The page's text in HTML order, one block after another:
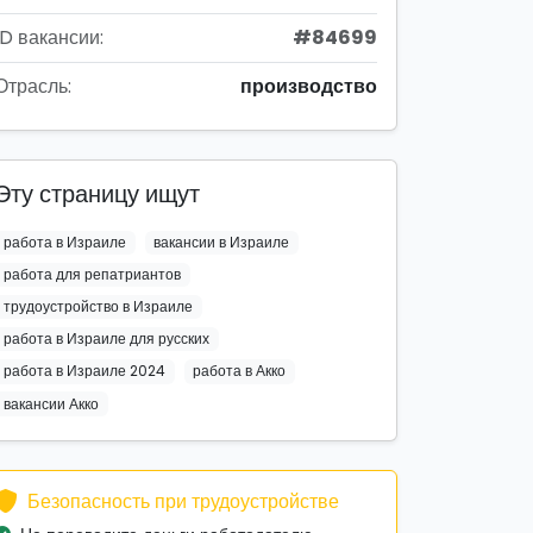
вакансии:
#84699
производство
страницу ищут
работа в Израиле
вакансии в Израиле
работа для репатриантов
трудоустройство в Израиле
работа в Израиле для русских
работа в Израиле 2024
работа в Акко
вакансии Акко
Безопасность при трудоустройстве